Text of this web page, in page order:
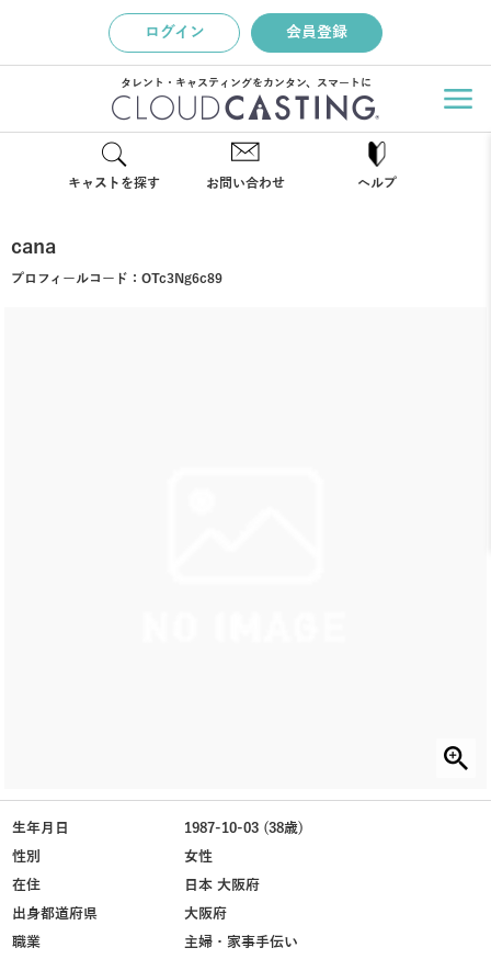
ログイン 会員登録
タレント・キャスティングをカンタン、スマートに
キャストを探す お問い合わせ ヘルプ
cana
プロフィールコード： OTc3Ng6c89
生年月日
1987-10-03 (38歳)
性別
女性
在住
日本 大阪府
出身都道府県
大阪府
職業
主婦・家事手伝い